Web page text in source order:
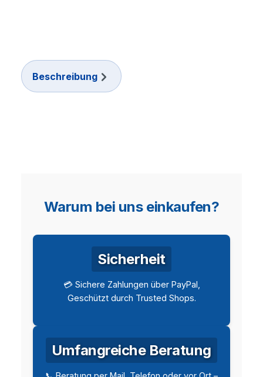
Beschreibung
Warum bei uns einkaufen?
Sicherheit
💳 Sichere Zahlungen über PayPal,
Geschützt durch Trusted Shops.
Umfangreiche Beratung